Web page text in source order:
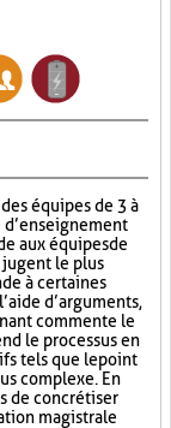
équipes de 3 à
aux équipes de
le plus
à certaines
d’arguments,
commente le
le processus en
tels que le point
complexe. En
de concrétiser
magistrale